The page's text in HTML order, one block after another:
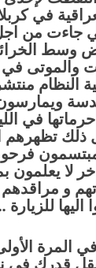
في
1991 والتي جاءت
وسط
والموتى
النظام
في
ذلك تظهرهم
لا يعلمون
و مراقدهم
اليها للزيارة
في المرة
قدرك في